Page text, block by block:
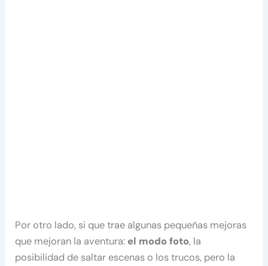
Por otro lado, si que trae algunas pequeñas mejoras
que mejoran la aventura: el modo foto, la
posibilidad de saltar escenas o los trucos, pero la